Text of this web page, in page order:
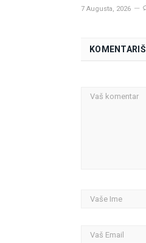
7 Augusta, 2026
KOMENTARIŠI